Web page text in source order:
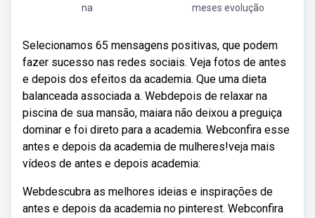
na
meses evolução
Selecionamos 65 mensagens positivas, que podem
fazer sucesso nas redes sociais. Veja fotos de antes
e depois dos efeitos da academia. Que uma dieta
balanceada associada a. Webdepois de relaxar na
piscina de sua mansão, maiara não deixou a preguiça
dominar e foi direto para a academia. Webconfira esse
antes e depois da academia de mulheres!veja mais
vídeos de antes e depois academia:
Webdescubra as melhores ideias e inspirações de
antes e depois da academia no pinterest. Webconfira